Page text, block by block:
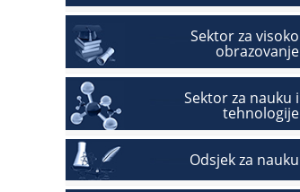
Sektor za visoko
obrazovanje
Sektor za nauku i
tehnologije
Odsjek za nauku